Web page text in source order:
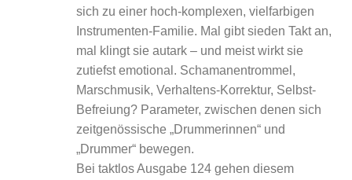
sich zu einer hoch-komplexen, vielfarbigen
Instrumenten-Familie. Mal gibt sieden Takt an,
mal klingt sie autark – und meist wirkt sie
zutiefst emotional. Schamanentrommel,
Marschmusik, Verhaltens-Korrektur, Selbst-
Befreiung? Parameter, zwischen denen sich
zeitgenössische „Drummerinnen“ und
„Drummer“ bewegen.
Bei taktlos Ausgabe 124 gehen diesem